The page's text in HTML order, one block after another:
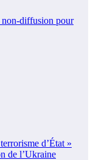
non-diffusion pour
d’État »
de l’Ukraine